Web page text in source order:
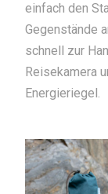
einfach den
Gegenstände
schnell zur
Reisekamera
Energieriegel.